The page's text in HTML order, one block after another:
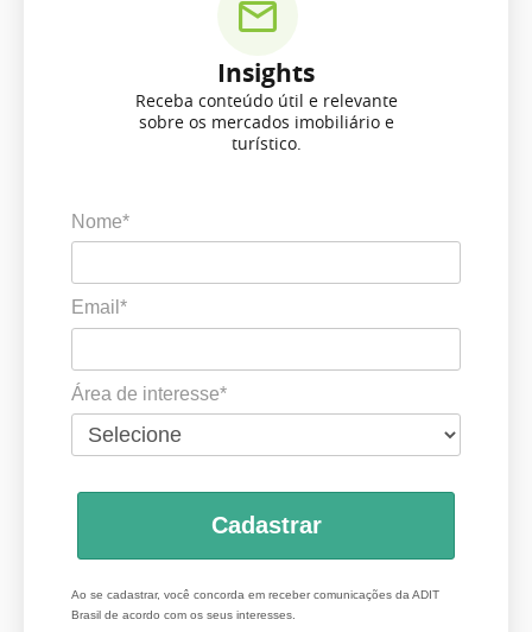
Insights
Receba conteúdo útil e relevante
sobre os mercados imobiliário e
turístico.
Nome*
Email*
Área de interesse*
Cadastrar
Ao se cadastrar, você concorda em receber comunicações da ADIT
Brasil de acordo com os seus interesses.